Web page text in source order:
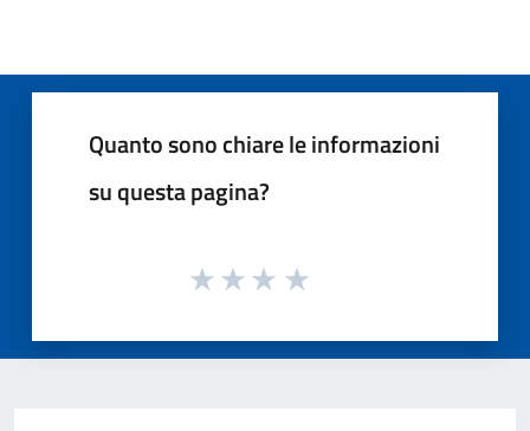
Quanto sono chiare le informazioni
su questa pagina?